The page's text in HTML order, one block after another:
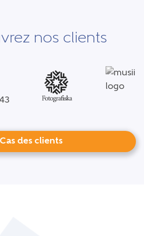
nos clients
Cas des clients